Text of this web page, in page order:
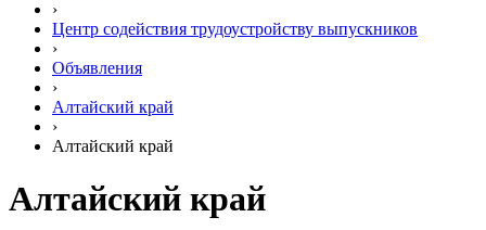
›
Центр содействия трудоустройству выпускников
›
Объявления
›
Алтайский край
›
Алтайский край
Алтайский край